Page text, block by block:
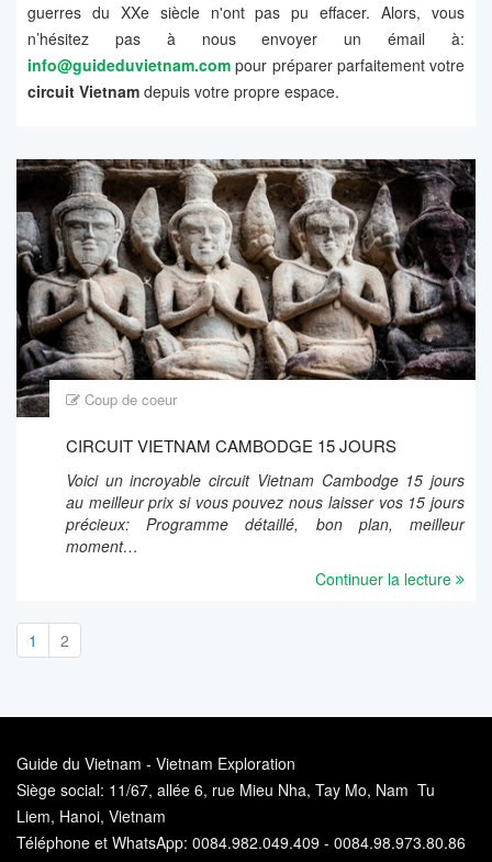
guerres du XXe siècle n'ont pas pu effacer. Alors, vous
n’hésitez pas à nous envoyer un émail à:
info@guideduvietnam.com pour préparer parfaitement votre
circuit Vietnam depuis votre propre espace.
Coup de coeur
CIRCUIT VIETNAM CAMBODGE 15 JOURS
Voici un incroyable circuit Vietnam Cambodge 15 jours
au meilleur prix si vous pouvez nous laisser vos 15 jours
précieux: Programme détaillé, bon plan, meilleur
moment…
Continuer la lecture
1 2
Guide du Vietnam - Vietnam Exploration
Siège social: 11/67, allée 6, rue Mieu Nha, Tay Mo, Nam Tu
Liem, Hanoi, Vietnam
Téléphone et WhatsApp: 0084.982.049.409 - 0084.98.973.80.86